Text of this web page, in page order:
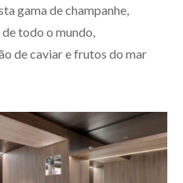
gama de champanhe,
todo o mundo,
de caviar e frutos do mar